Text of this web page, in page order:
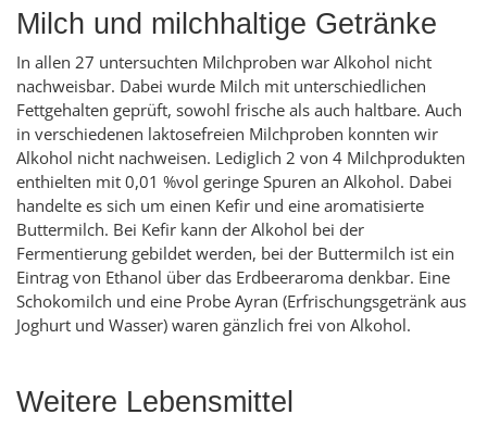
Milch und milchhaltige Getränke
In allen 27 untersuchten Milchproben war Alkohol nicht
nachweisbar. Dabei wurde Milch mit unterschiedlichen
Fettgehalten geprüft, sowohl frische als auch haltbare. Auch
in verschiedenen laktosefreien Milchproben konnten wir
Alkohol nicht nachweisen. Lediglich 2 von 4 Milchprodukten
enthielten mit 0,01 %vol geringe Spuren an Alkohol. Dabei
handelte es sich um einen Kefir und eine aromatisierte
Buttermilch. Bei Kefir kann der Alkohol bei der
Fermentierung gebildet werden, bei der Buttermilch ist ein
Eintrag von Ethanol über das Erdbeeraroma denkbar. Eine
Schokomilch und eine Probe Ayran (Erfrischungsgetränk aus
Joghurt und Wasser) waren gänzlich frei von Alkohol.
Weitere Lebensmittel